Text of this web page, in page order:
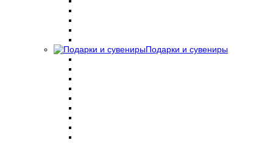
Подарки и сувениры